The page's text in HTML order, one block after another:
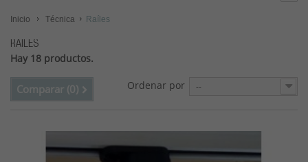
Inicio Técnica Raíles
RAÍLES
Hay 18 productos.
Ordenar por --
Comparar (0)